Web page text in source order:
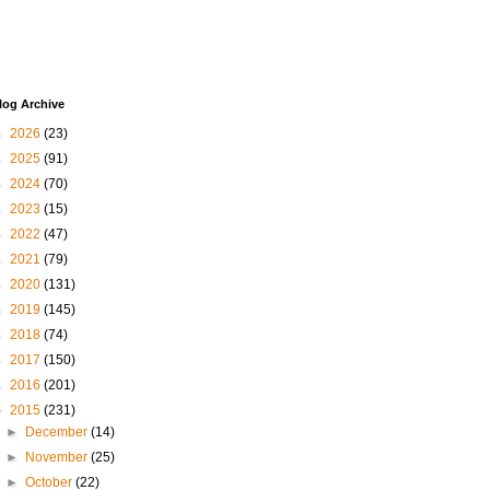
Archive
2026 (23)
2025 (91)
2024 (70)
2023 (15)
2022 (47)
2021 (79)
2020 (131)
2019 (145)
2018 (74)
2017 (150)
2016 (201)
2015 (231)
►
December(14)
►
November(25)
►October(22)